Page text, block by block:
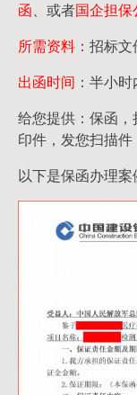
函 、或者国企担保
所需资料 ：招标
出函时间 ：半小
给您提供：保函
印件，发您扫描
以下是保函办理案